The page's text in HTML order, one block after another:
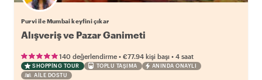
Purvi ile Mumbai keyfini çıkar
Alışveriş ve Pazar Ganimeti
140 değerlendirme • €77.94 kişi başı • 4 saat
SHOPPING TOUR TOPLU TAŞIMA
ANINDA ONAYLI
AILE DOSTU